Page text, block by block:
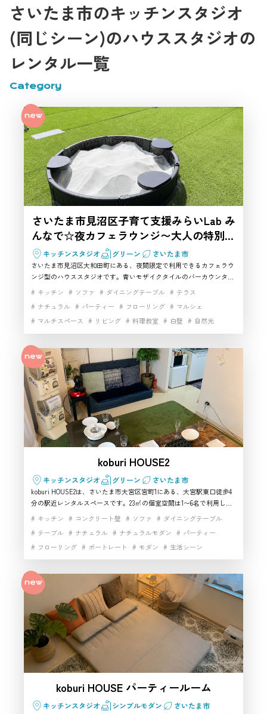
お客様
撮影にも使いたいのですが、どんな
雰囲気のスタジオですか？
スタッフ
る室内なので、さいたま市でライフ
スタイル系のハウススタジオを探し
ている方におすすめです。SNS用の
撮影、YouTube撮影、コスプレ撮
影、商品紹介動画などにも使いやす
く、少人数向けの撮影スタジオとし
て検討しやすい空間です。
設備はどのくらい揃っていますか？
スタッフ
Wi-Fi、テレビ、鏡、テーブル、エ
アコン、電源などがあるため、さい
たま市のハウススタジオとして基本
的な撮影や配信に使いやすい設備が
揃っています。有料オプションでプ
ロジェクターやキッチンも利用でき
るので、撮影スタジオとしてだけで
なく、パーティーや料理を絡めた撮
影にもおすすめです。
撮影前の買い出しや準備はしやすい
ですか？
スタッフ
はい。koburi HOUSE2は大宮駅東口
から徒歩4分で、周辺にはコンビニ
や商業施設もあります。撮影前に飲
み物や小道具を買い足しやすいた
め、さいたま市で準備のしやすいハ
ウススタジオを探している方におす
すめです。駅近の撮影スタジオとし
て、スタッフや友人が集まりやすい
さいたま市のキッチンスタジオ
(同じシーン)のハウススタジオの
レンタル一覧
Category
さいたま市見沼区子育て支援みらいLab み
んなで☆夜カフェラウンジ〜大人の特別タ
イム♪〜
キッチンスタジオ グリーン さいたま市
さいたま市見沼区大和田町にある、夜間限定で利用できるカフェラウ
ンジ型のハウススタジオです。青いモザイクタイルのバーカウンター
やキッチン、ソファ、テラス・バルコニー、人工芝スペースを備え、
い空間です。さいたま市で飲食や調理を含めた撮影スタジオを探して
いる方におすすめです。
キッチン ソファ ダイニングテーブル
テラス
ナチュラル
パーティー フローリング
マルシェ
マルチスペース
リビング 料理教室 白壁
自然光
開放感
駐車場 高速インターネット
koburi HOUSE2
キッチンスタジオ グリーン さいたま市
koburi HOUSE2は、さいたま市大宮区宮町1にある、大宮駅東口徒歩4
分の駅近レンタルスペースです。23㎡の個室空間は1〜6名で利用しや
すく、カフェ風・ナチュラル・アンティーク調の雰囲気を活かしたハ
YouTube撮影、コスプレ撮影、ライブ配信などの撮影スタジオ利用に
も対応。さいたま市で少人数向けのハウススタジオや撮影スタジオを
探す方におすすめです。
キッチン コンクリート壁 ソファ
ダイニングテーブル
テーブル
ナチュラル ナチュラルモダン
パーティー
フローリング
ポートレート モダン
生活シーン
白基調インテリア
白壁 自然光 開放感
駅近
高速インターネット
koburi HOUSE パーティールーム
キッチンスタジオ シンプルモダン さいたま市